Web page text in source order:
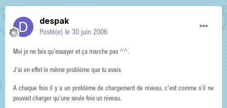
despak
Posté(e) le 30 juin 2006
Moi je ne fais qu'essayer et ça marche pas ^^.
J'ai en effet le même problème que tu avais.
A chaque fois il y a un problème de chargement de niveau, c'est comme s'il ne
pouvait charger qu'une seule fois un niveau.